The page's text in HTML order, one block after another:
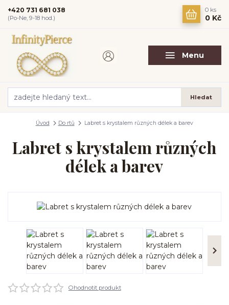
Menu
Hledat
+420 731 681 038
(Po-Ne, 9-18 hod.)
0 ks
0 Kč
Úvod Do rtů Labret s krystalem různých délek a barev
Labret s krystalem různých
délek a barev
Ohodnotit produkt